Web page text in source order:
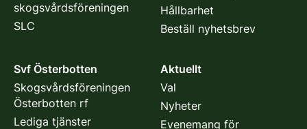
skogsvårdsföreningen
SLC
Hållbarhet
Beställ nyhetsbrev
Svf Österbotten
Skogsvårdsföreningen
Österbotten rf
Lediga tjänster
Aktuellt
Val
Nyheter
Evenemang för